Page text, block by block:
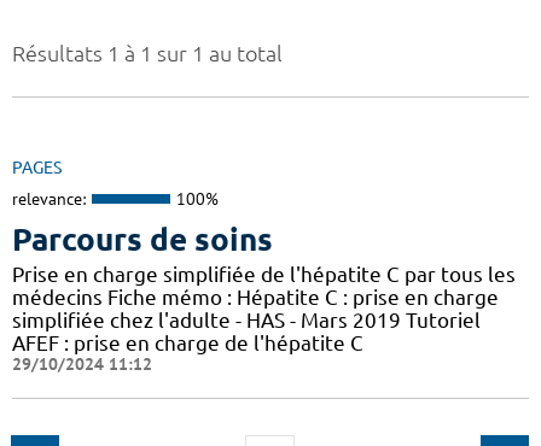
Résultats 1 à 1 sur 1 au total
PAGES
relevance: 100%
Parcours de soins
Prise en charge simplifiée de l'hépatite C par tous les
médecins Fiche mémo : Hépatite C : prise en charge
simplifiée chez l'adulte - HAS - Mars 2019 Tutoriel
AFEF : prise en charge de l'hépatite C
29/10/2024 11:12